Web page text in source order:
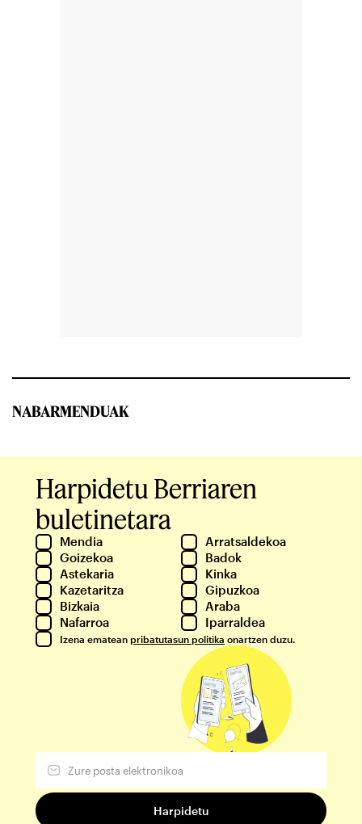
NABARMENDUAK
Harpidetu Berriaren
buletinetara
Mendia
Arratsaldekoa
Goizekoa
Badok
Astekaria
Kinka
Kazetaritza
Gipuzkoa
Bizkaia
Araba
Nafarroa
Iparraldea
Izena ematean pribatutasun politika onartzen duzu.